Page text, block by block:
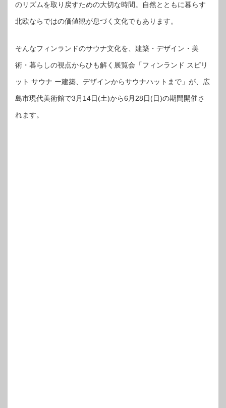
のリズムを取り戻すための大切な時間。自然とともに暮らす
北欧ならではの価値観が息づく文化でもあります。
そんなフィンランドのサウナ文化を、建築・デザイン・美
術・暮らしの視点からひも解く展覧会「フィンランド スピリ
ット サウナ ー建築、デザインからサウナハットまで」が、広
島市現代美術館で3月14日(土)から6月28日(日)の期間開催さ
れます。